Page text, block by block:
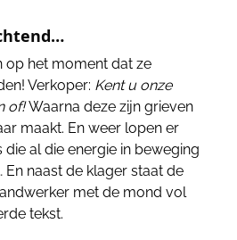
op het moment dat ze
Verkoper: Kent u onze
of!Waarna deze zijn grieven
maakt. En weer lopen er
al die energie in beweging
En naast de klager staat de
met de mond vol
tekst.